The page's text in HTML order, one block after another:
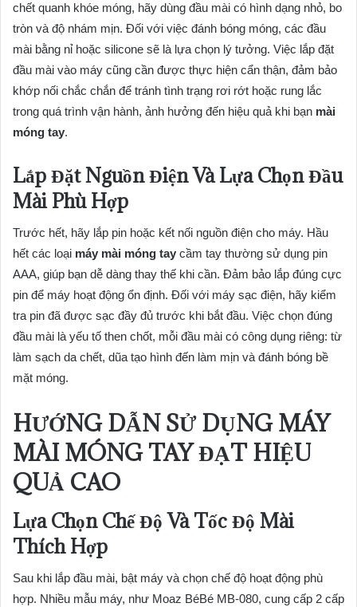
chết quanh khóe móng, hãy dùng đầu mài có hình dạng nhỏ, bo
tròn và độ nhám mịn. Đối với việc đánh bóng móng, các đầu
mài bằng nỉ hoặc silicone sẽ là lựa chọn lý tưởng. Việc lắp đặt
đầu mài vào máy cũng cần được thực hiện cẩn thận, đảm bảo
khớp nối chắc chắn để tránh tình trạng rơi rớt hoặc rung lắc
trong quá trình vận hành, ảnh hưởng đến hiệu quả khi bạn mài
móng tay.
Lắp Đặt Nguồn Điện Và Lựa Chọn Đầu
Mài Phù Hợp
Trước hết, hãy lắp pin hoặc kết nối nguồn điện cho máy. Hầu
hết các loại máy mài móng tay cầm tay thường sử dụng pin
AAA, giúp bạn dễ dàng thay thế khi cần. Đảm bảo lắp đúng cực
pin để máy hoạt động ổn định. Đối với máy sạc điện, hãy kiểm
tra pin đã được sạc đầy đủ trước khi bắt đầu. Việc chọn đúng
đầu mài là yếu tố then chốt, mỗi đầu mài có công dụng riêng: từ
làm sạch da chết, dũa tạo hình đến làm mịn và đánh bóng bề
mặt móng.
HƯỚNG DẪN SỬ DỤNG MÁY
MÀI MÓNG TAY ĐẠT HIỆU
QUẢ CAO
Lựa Chọn Chế Độ Và Tốc Độ Mài
Thích Hợp
Sau khi lắp đầu mài, bật máy và chọn chế độ hoạt động phù
hợp. Nhiều mẫu máy, như Moaz BéBé MB-080, cung cấp 2 cấp